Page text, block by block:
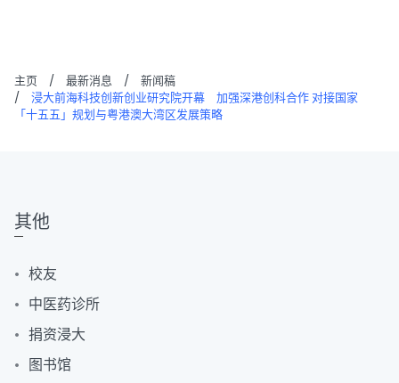
主页 / 最新消息 /
新闻稿
/
浸大前海科技创新创业研究院开幕 加强深港创科合作 对接国家
「十五五」规划与粤港澳大湾区发展策略
其他
校友
中医药诊所
捐资浸大
图书馆